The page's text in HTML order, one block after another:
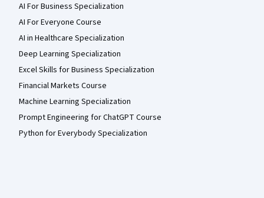
AI For Business Specialization
AI For Everyone Course
AI in Healthcare Specialization
Deep Learning Specialization
Excel Skills for Business Specialization
Financial Markets Course
Machine Learning Specialization
Prompt Engineering for ChatGPT Course
Python for Everybody Specialization